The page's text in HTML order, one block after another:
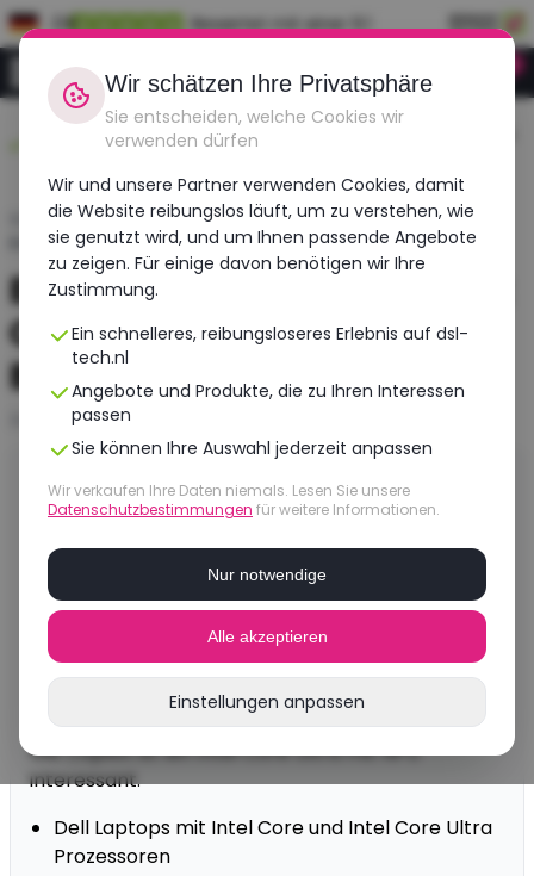
DE Bewertet mit einer 9.1
Anmeldung
Langlebig,
erschwinglich,
Vor 12:00 Uhr bestellt,
Startseite›Blogs›
Einen Dell Laptop Notebook Computer kaufst du hier
Einen Dell Laptop Notebook
Computer kaufst du hier |
Bester Preis
Zuletzt aktualisiert: 7. Juli 2026
Kurz gefasst
du am günstigsten als refurbished Modell. Du
wählst aus bekannten Serien wie XPS, Latitude und
Inspiron, meist mit einem Intel Core oder Intel
Core Ultra Prozessor.
Achte bei der Wahl vor allem auf den Prozessor,
das Display und den Speicher. Für KI-Funktionen
wie Copilot ist ein Intel Core Ultra mit NPU
interessant.
Dell Laptops mit Intel Core und Intel Core Ultra
Prozessoren
Wir schätzen Ihre Privatsphäre
Sie entscheiden, welche Cookies wir
verwenden dürfen
Wir und unsere Partner verwenden Cookies, damit
die Website reibungslos läuft, um zu verstehen, wie
sie genutzt wird, und um Ihnen passende Angebote
zu zeigen. Für einige davon benötigen wir Ihre
Zustimmung.
Ein schnelleres, reibungsloseres Erlebnis auf dsl-
tech.nl
Angebote und Produkte, die zu Ihren Interessen
passen
Sie können Ihre Auswahl jederzeit anpassen
Wir verkaufen Ihre Daten niemals. Lesen Sie unsere
Datenschutzbestimmungen für weitere Informationen.
Nur notwendige
Alle akzeptieren
Einstellungen anpassen